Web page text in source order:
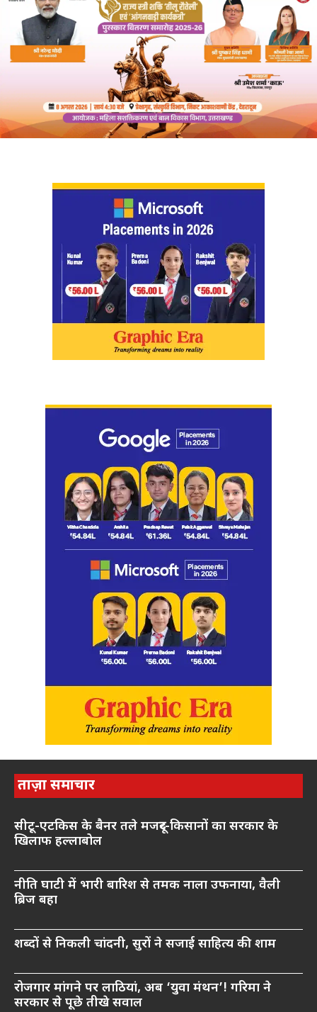
ताज़ा समाचार
सीटू-एटकिस के बैनर तले मजदूर-किसानों का सरकार के
खिलाफ हल्लाबोल
नीति घाटी में भारी बारिश से तमक नाला उफनाया, वैली
ब्रिज बहा
शब्दों से निकली चांदनी, सुरों ने सजाई साहित्य की शाम
रोजगार मांगने पर लाठियां, अब ‘युवा मंथन’! गरिमा ने
सरकार से पूछे तीखे सवाल